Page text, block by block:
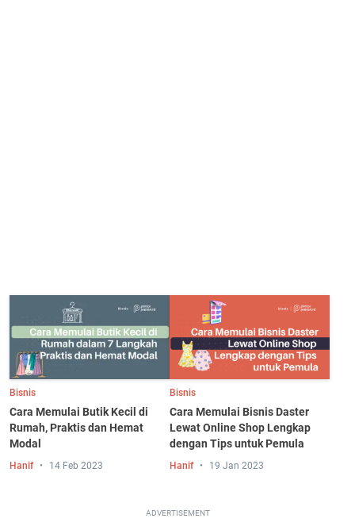
Bisnis
Cara Memulai Butik Kecil di
Rumah, Praktis dan Hemat
Modal
Hanif 14 Feb 2023
Bisnis
Cara Memulai Bisnis Daster
Lewat Online Shop Lengkap
dengan Tips untuk Pemula
Hanif 19 Jan 2023
ADVERTISEMENT